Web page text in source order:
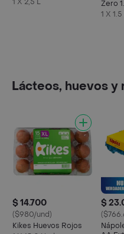
Zero
1 X 1.5
Lácteos, huevos y
$ 14.700
($980/und)
Kikes Huevos Rojos
$